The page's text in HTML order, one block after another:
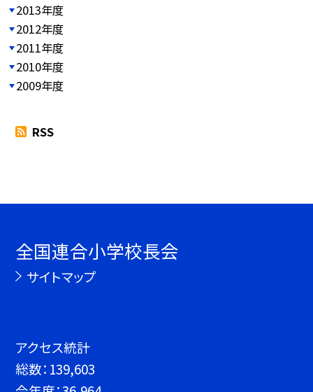
2013年度
2012年度
2011年度
2010年度
2009年度
RSS
全国連合小学校長会
サイトマップ
アクセス統計
総数： 139,603